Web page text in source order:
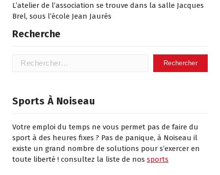
L’atelier de l’association se trouve dans la salle Jacques
Brel, sous l’école Jean Jaurès
Recherche
Rechercher :
Sports À Noiseau
Votre emploi du temps ne vous permet pas de faire du
sport à des heures fixes ? Pas de panique, à Noiseau il
existe un grand nombre de solutions pour s’exercer en
toute liberté ! consultez la liste de nos sports